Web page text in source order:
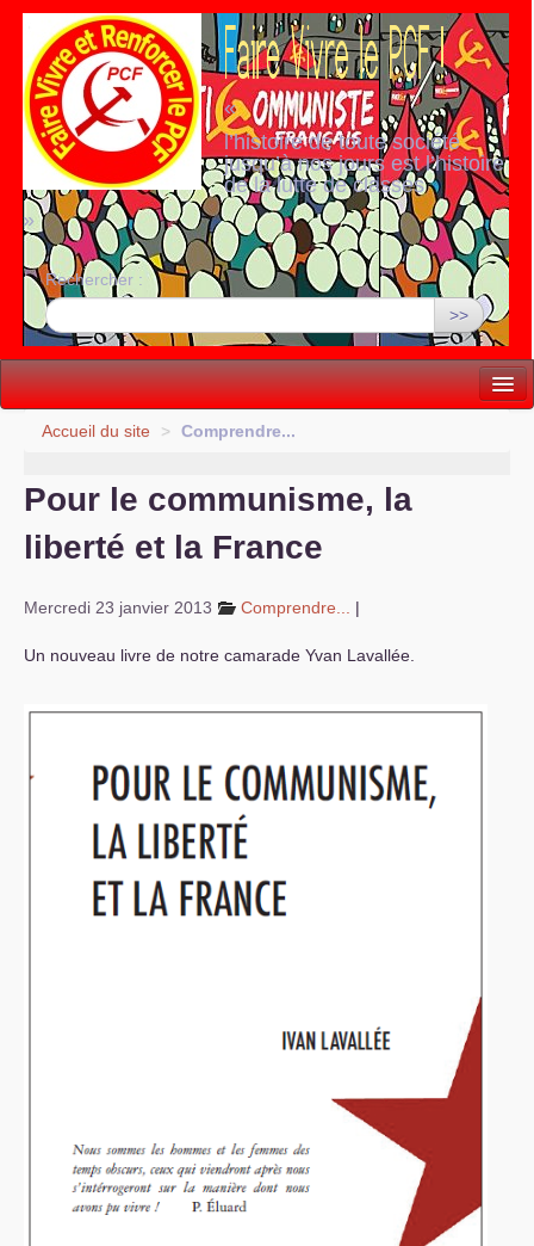
«
l’histoire de toute société
jusqu’à nos jours est l’histoire
de la lutte de classes
»
Rechercher :
>>
Vie politique
Comprendre...
Vie du site
Accueil du site > Comprendre...
Pour le communisme, la
liberté et la France
Mercredi 23 janvier 2013 Comprendre... |
Un nouveau livre de notre camarade Yvan Lavallée.